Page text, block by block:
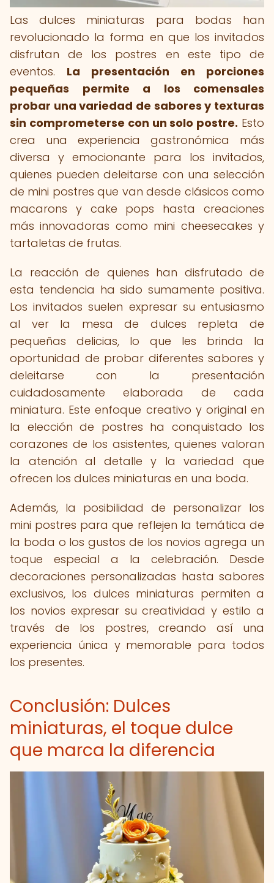
Las dulces miniaturas para bodas han
revolucionado la forma en que los invitados
disfrutan de los postres en este tipo de
eventos. La presentación en porciones
pequeñas permite a los comensales
probar una variedad de sabores y texturas
sin comprometerse con un solo postre. Esto
crea una experiencia gastronómica más
diversa y emocionante para los invitados,
quienes pueden deleitarse con una selección
de mini postres que van desde clásicos como
macarons y cake pops hasta creaciones
más innovadoras como mini cheesecakes y
tartaletas de frutas.
La reacción de quienes han disfrutado de
esta tendencia ha sido sumamente positiva.
Los invitados suelen expresar su entusiasmo
al ver la mesa de dulces repleta de
pequeñas delicias, lo que les brinda la
oportunidad de probar diferentes sabores y
deleitarse con la presentación
cuidadosamente elaborada de cada
miniatura. Este enfoque creativo y original en
la elección de postres ha conquistado los
corazones de los asistentes, quienes valoran
la atención al detalle y la variedad que
ofrecen los dulces miniaturas en una boda.
Además, la posibilidad de personalizar los
mini postres para que reflejen la temática de
la boda o los gustos de los novios agrega un
toque especial a la celebración. Desde
decoraciones personalizadas hasta sabores
exclusivos, los dulces miniaturas permiten a
los novios expresar su creatividad y estilo a
través de los postres, creando así una
experiencia única y memorable para todos
los presentes.
Conclusión: Dulces
miniaturas, el toque dulce
que marca la diferencia